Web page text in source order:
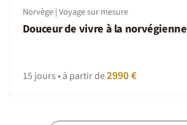
Norvège | Voyage sur mesure
Douceur de vivre à la norvégienne
15 jours • à partir de2990 €